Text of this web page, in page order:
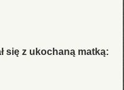
się z ukochaną matką: